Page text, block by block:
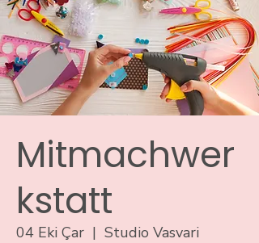
Mitmachwer
kstatt
04 Eki Çar
  |
Studio Vasvari